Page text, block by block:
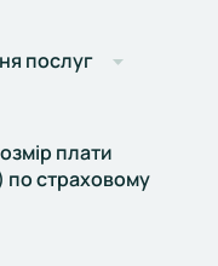
послуг
плати
страховому